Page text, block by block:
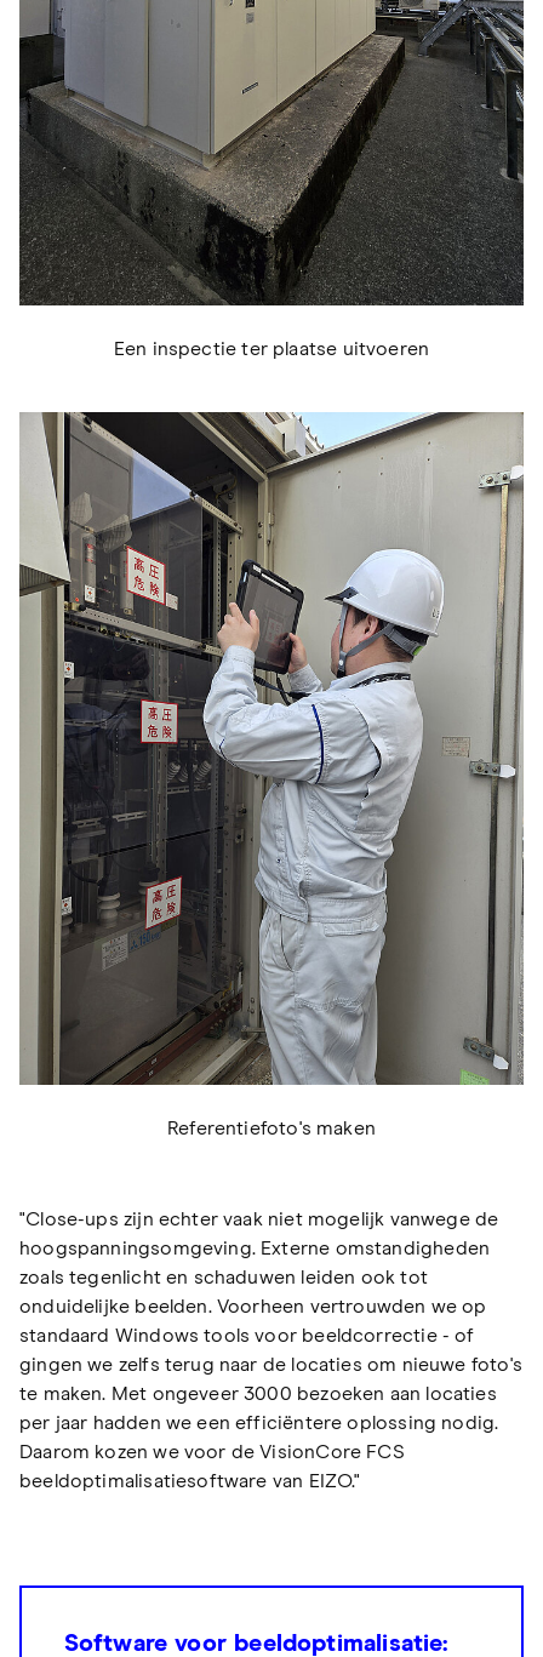
Een inspectie ter plaatse uitvoeren
Referentiefoto's maken
"Close-ups zijn echter vaak niet mogelijk vanwege de
hoogspanningsomgeving. Externe omstandigheden
zoals tegenlicht en schaduwen leiden ook tot
onduidelijke beelden. Voorheen vertrouwden we op
standaard Windows tools voor beeldcorrectie - of
gingen we zelfs terug naar de locaties om nieuwe foto's
te maken. Met ongeveer 3000 bezoeken aan locaties
per jaar hadden we een efficiëntere oplossing nodig.
Daarom kozen we voor de VisionCore FCS
beeldoptimalisatiesoftware van EIZO."
Software voor beeldoptimalisatie: